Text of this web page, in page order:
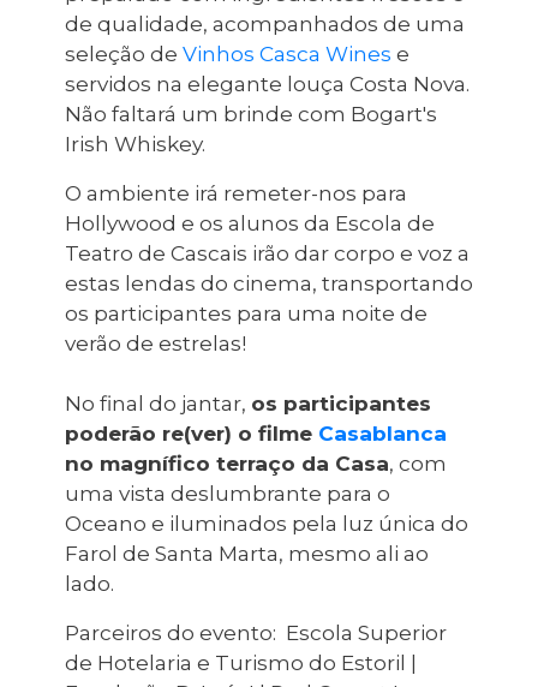
de qualidade, acompanhados de uma
seleção de Vinhos Casca Wines e
servidos na elegante louça Costa Nova.
Não faltará um brinde com Bogart's
Irish Whiskey.
O ambiente irá remeter-nos para
Hollywood e os alunos da Escola de
Teatro de Cascais irão dar corpo e voz a
estas lendas do cinema, transportando
os participantes para uma noite de
verão de estrelas!
No final do jantar, os participantes
poderão re(ver) o filme Casablanca
no magnífico terraço da Casa, com
uma vista deslumbrante para o
Oceano e iluminados pela luz única do
Farol de Santa Marta, mesmo ali ao
lado.
Parceiros do evento: Escola Superior
de Hotelaria e Turismo do Estoril |